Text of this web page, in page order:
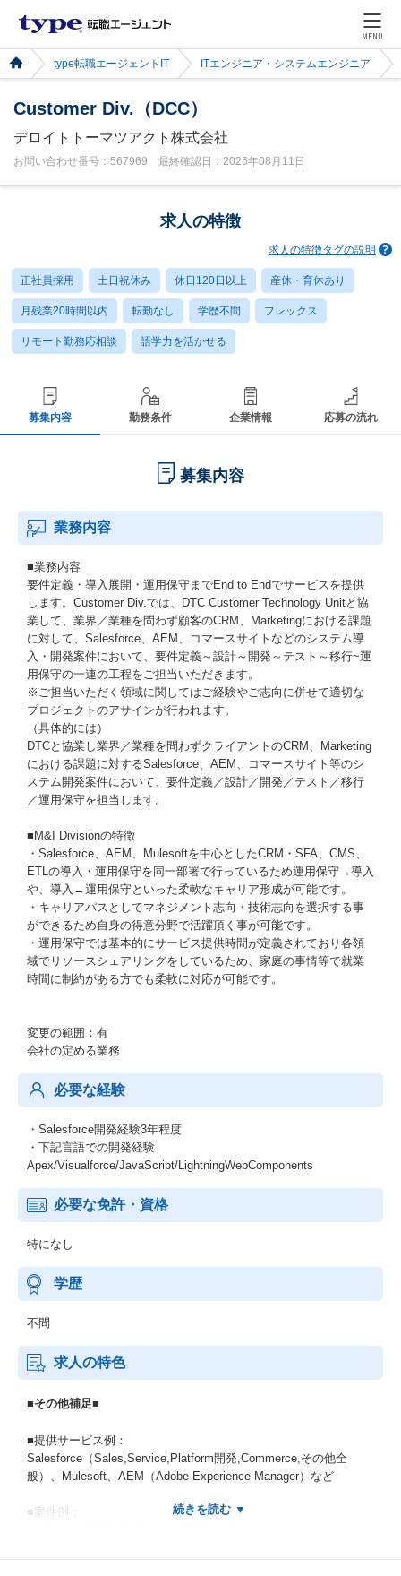
MENU
type転職エージェントIT ITエンジニア・システムエンジニア
Customer Div.（DCC）
デロイトトーマツアクト株式会社
お問い合わせ番号：567969 最終確認日：2026年08月11日
求人の特徴
求人の特徴タグの説明
正社員採用 土日祝休み 休日120日以上 産休・育休あり
月残業20時間以内 転勤なし 学歴不問 フレックス
リモート勤務応相談 語学力を活かせる
募集内容 勤務条件 企業情報 応募の流れ
募集内容
業務内容
■業務内容
要件定義・導入展開・運用保守までEnd to Endでサービスを提供
します。Customer Div.では、DTC Customer Technology Unitと協
業して、業界／業種を問わず顧客のCRM、Marketingにおける課題
に対して、Salesforce、AEM、コマースサイトなどのシステム導
入・開発案件において、要件定義～設計～開発～テスト～移行~運
用保守の一連の工程をご担当いただきます。
※ご担当いただく領域に関してはご経験やご志向に併せて適切な
プロジェクトのアサインが行われます。
（具体的には）
DTCと協業し業界／業種を問わずクライアントのCRM、Marketing
における課題に対するSalesforce、AEM、コマースサイト等のシ
ステム開発案件において、要件定義／設計／開発／テスト／移行
／運用保守を担当します。
■M&I Divisionの特徴
・Salesforce、AEM、Mulesoftを中心としたCRM・SFA、CMS、
ETLの導入・運用保守を同一部署で行っているため運用保守→導入
や、導入→運用保守といった柔軟なキャリア形成が可能です。
・キャリアパスとしてマネジメント志向・技術志向を選択する事
ができるため自身の得意分野で活躍頂く事が可能です。
・運用保守では基本的にサービス提供時間が定義されており各領
域でリソースシェアリングをしているため、家庭の事情等で就業
時間に制約がある方でも柔軟に対応が可能です。
変更の範囲：有
会社の定める業務
必要な経験
・Salesforce開発経験3年程度
・下記言語での開発経験
Apex/Visualforce/JavaScript/LightningWebComponents
必要な免許・資格
特になし
学歴
不問
求人の特色
■その他補足■
■提供サービス例：
Salesforce（Sales,Service,Platform開発,Commerce,その他全
般）、Mulesoft、AEM（Adobe Experience Manager）など
■案件例：